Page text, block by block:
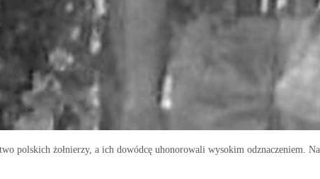
polskich żołnierzy, a ich dowódcę uhonorowali wysokim odznaczeniem.